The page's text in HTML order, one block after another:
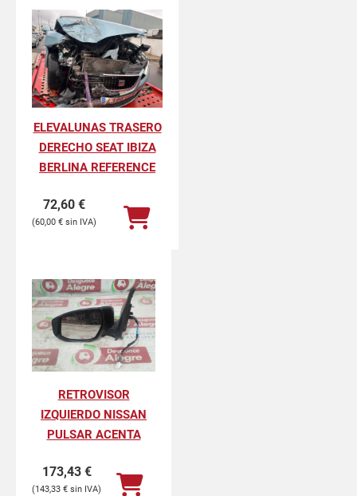
ELEVALUNAS TRASERO
DERECHO SEAT IBIZA
BERLINA REFERENCE
72,60 €
60,00 €
RETROVISOR
IZQUIERDO NISSAN
PULSAR ACENTA
173,43 €
143,33 €